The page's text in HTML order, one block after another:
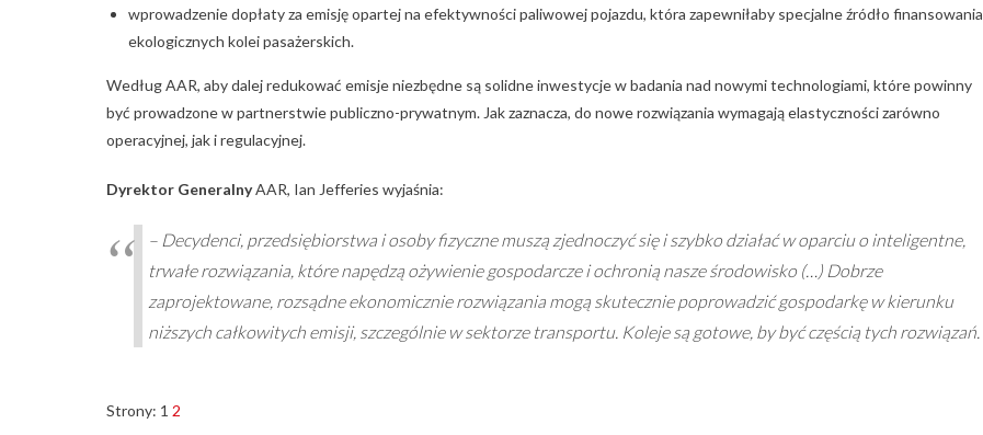
wprowadzenie dopłaty za emisję opartej na efektywności paliwowej pojazdu, która zapewniłaby specjalne źródło finansowania
ekologicznych kolei pasażerskich.
Według AAR, aby dalej redukować emisje niezbędne są solidne inwestycje w badania nad nowymi technologiami, które powinny
być prowadzone w partnerstwie publiczno-prywatnym. Jak zaznacza, do nowe rozwiązania wymagają elastyczności zarówno
operacyjnej, jak i regulacyjnej.
Dyrektor GeneralnyAAR, Ian Jefferies wyjaśnia:
– Decydenci, przedsiębiorstwa i osoby fizyczne muszą zjednoczyć się i szybko działać w oparciu o inteligentne,
trwałe rozwiązania, które napędzą ożywienie gospodarcze i ochronią nasze środowisko (…) Dobrze
zaprojektowane, rozsądne ekonomicznie rozwiązania mogą skutecznie poprowadzić gospodarkę w kierunku
niższych całkowitych emisji, szczególnie w sektorze transportu. Koleje są gotowe, by być częścią tych rozwiązań.
Strony: 1 2